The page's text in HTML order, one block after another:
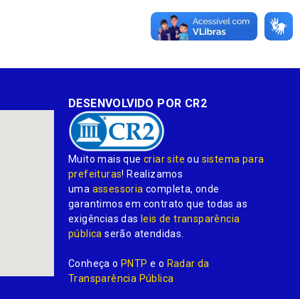
DESENVOLVIDO POR CR2
Muito mais quecriar site ou sistema para
prefeituras! Realizamos
uma assessoria completa, onde
garantimos em contrato que todas as
exigências dasleis de transparência
pública serão atendidas.
Conheça oPNTP e o Radar da
Transparência Pública